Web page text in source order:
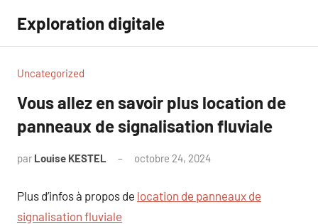
contenu
Exploration digitale
Uncategorized
Vous allez en savoir plus location de
panneaux de signalisation fluviale
par Louise KESTEL octobre 24, 2024
Plus d’infos à propos de location de panneaux de
signalisation fluviale